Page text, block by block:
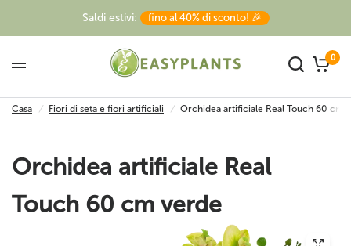
Saldi estivi: fino al 40% di sconto! 🎉
0
Casa / Fiori di seta e fiori artificiali / Orchidea artificiale Real Touch 60 cm
Orchidea artificiale Real
Touch 60 cm verde